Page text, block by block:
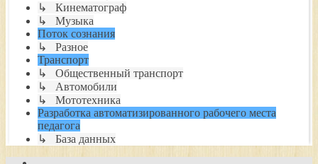
↳ Кинематограф
↳ Музыка
Поток сознания
↳ Разное
Транспорт
↳ Общественный транспорт
↳ Автомобили
↳ Мототехника
Разработка автоматизированного рабочего места
педагога
↳ База данных